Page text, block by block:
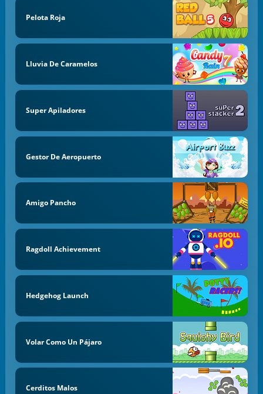
Pelota Roja
Lluvia De Caramelos
Super Apiladores
Gestor De Aeropuerto
Amigo Pancho
Ragdoll Achievement
Hedgehog Launch
Volar Como Un Pájaro
Cerditos Malos